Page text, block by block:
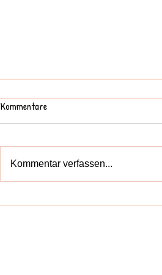
Bunter-Socken-Tag
Kommentare
Kommentar verfassen...